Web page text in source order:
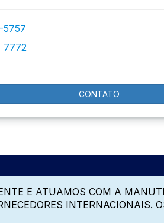
5757
7772
CONTATO
E ATUAMOS COM A
INTERNACIONAIS.